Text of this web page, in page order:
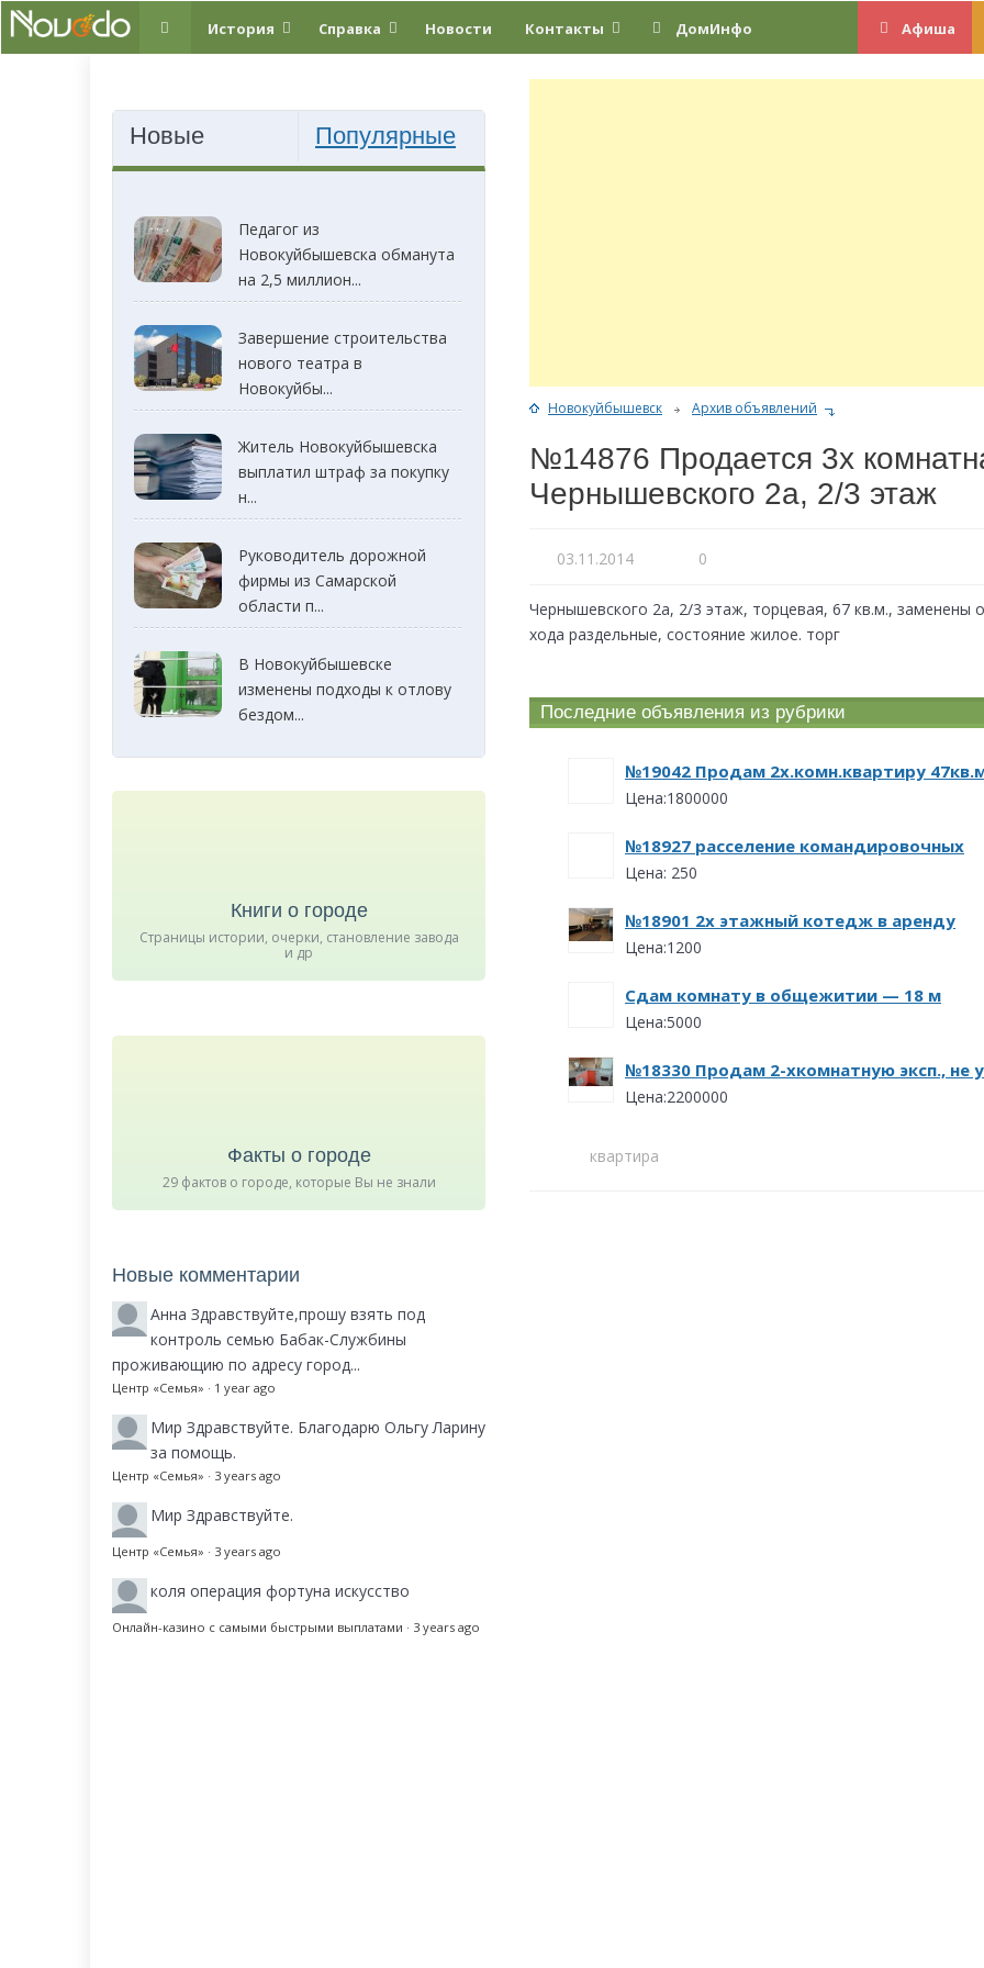
История Справка Новости Контакты Афиша
ДомИнфо
Новокуйбышевск Архив объявлений
№14876 Продается 3х
Чернышевского 2а, 2/3 этаж
03.11.2014 0
Чернышевского 2а, 2/3 этаж, торцевая, 67 кв.м., заменены
хода раздельные, состояние жилое. торг
Последние объявления из рубрики
№19042 Продам 2х.комн.квартиру
Цена:1800000
№18927 расселение командировочных
Цена: 250
№18901 2х этажный котедж в аренду
Цена:1200
Сдам комнату в общежитии — 18 м
Цена:5000
№18330 Продам 2-хкомнатную эксп., не
Цена:2200000
квартира
Новые Популярные
Педагог из
Новокуйбышевска обманута
на 2,5 миллион...
Завершение строительства
нового театра в
Новокуйбы...
Житель Новокуйбышевска
выплатил штраф за покупку
н...
Руководитель дорожной
фирмы из Самарской
области п...
В Новокуйбышевске
изменены подходы к отлову
бездом...
Книги о городе
Страницы истории, очерки, становление завода
и др
Факты о городе
29 фактов о городе, которые Вы не знали
Новые комментарии
Анна Здравствуйте,прошу взять под
контроль семью Бабак-Службины
проживающию по адресу город...
Центр «Семья» · 1 year ago
Мир Здравствуйте. Благодарю Ольгу Ларину
за помощь.
Центр «Семья» · 3 years ago
Мир Здравствуйте.
Центр «Семья» · 3 years ago
коля операция фортуна искусство
Онлайн-казино с самыми быстрыми выплатами · 3 years ago